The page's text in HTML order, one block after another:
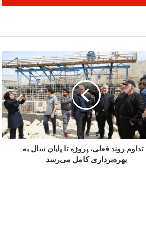
تداوم روند فعلی، پروژه تا پایان سال به
بهره‌برداری کامل می‌رسد